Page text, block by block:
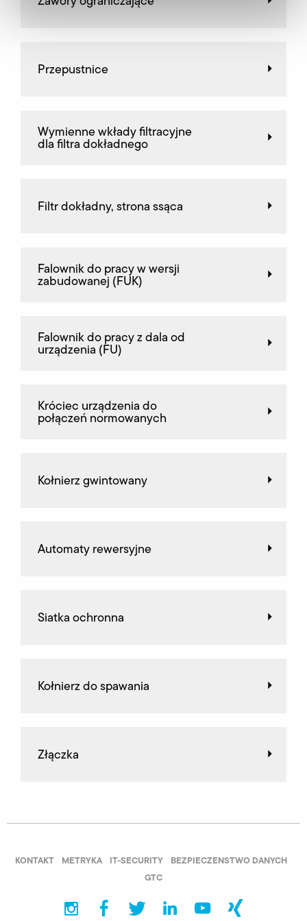
Przepustnice
Wymienne wkłady filtracyjne
dla filtra dokładnego
Filtr dokładny, strona ssąca
Falownik do pracy w wersji
zabudowanej (FUK)
Falownik do pracy z dala od
urządzenia (FU)
Króciec urządzenia do
połączeń normowanych
Kołnierz gwintowany
Automaty rewersyjne
Siatka ochronna
Kołnierz do spawania
Złączka
KONTAKT METRYKA IT-SECURITY BEZPIECZENSTWO DANYCH
GTC